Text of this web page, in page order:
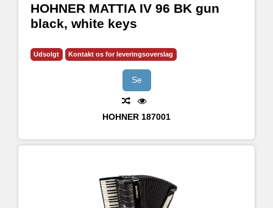
HOHNER MATTIA IV 96 BK gun
black, white keys
Udsolgt Kontakt os for leveringsoverslag
Se
HOHNER 187001